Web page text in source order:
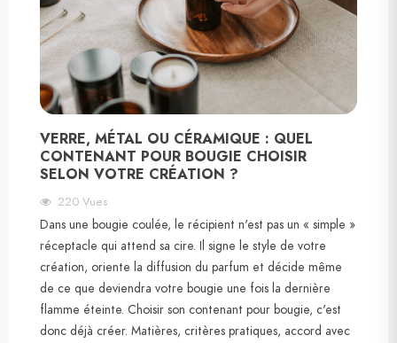
VERRE, MÉTAL OU CÉRAMIQUE : QUEL
CONTENANT POUR BOUGIE CHOISIR
SELON VOTRE CRÉATION ?
220 Vues
Dans une bougie coulée, le récipient n'est pas un « simple »
réceptacle qui attend sa cire. Il signe le style de votre
création, oriente la diffusion du parfum et décide même
de ce que deviendra votre bougie une fois la dernière
flamme éteinte. Choisir son contenant pour bougie, c'est
donc déjà créer. Matières, critères pratiques, accord avec